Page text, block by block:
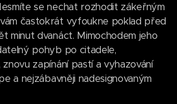
se nechat rozhodit zákeřným
častokrát vyfoukne poklad před
minut dvanáct. Mimochodem jeho
pohyb po citadele,
znovu zapínání pastí a vyhazování
a nejzábavněji nadesignovaným